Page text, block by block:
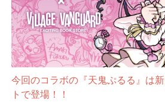
今回のコラボの『天鬼ぷるる』は
トで登場！！